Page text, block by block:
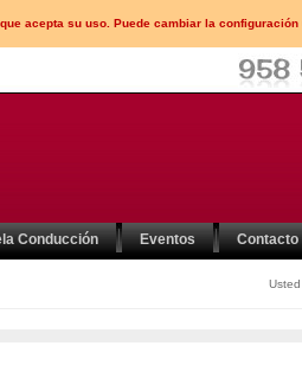
acepta su uso. Puede cambiar la
Conducción Eventos Contacto